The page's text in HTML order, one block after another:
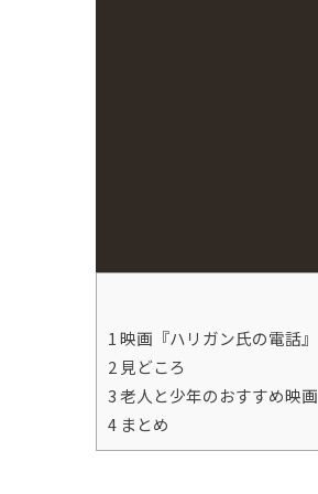
1 映画『ハリガン氏の電話』
2 見どころ
3 老人と少年のおすすめ映画
4 まとめ